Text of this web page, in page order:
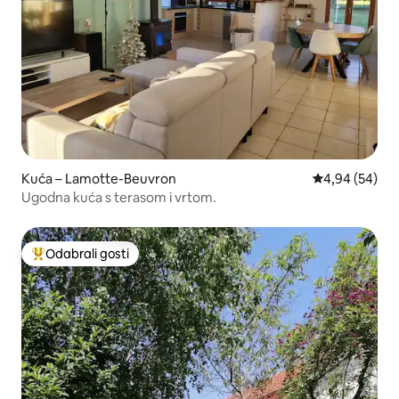
Kuća – Lamotte-Beuvron Prosječna
4,94 (54)
Ugodna kuća s terasom i vrtom.
Među najviše rangiranima s oznakom „Odabrali gosti”
Odabrali gosti